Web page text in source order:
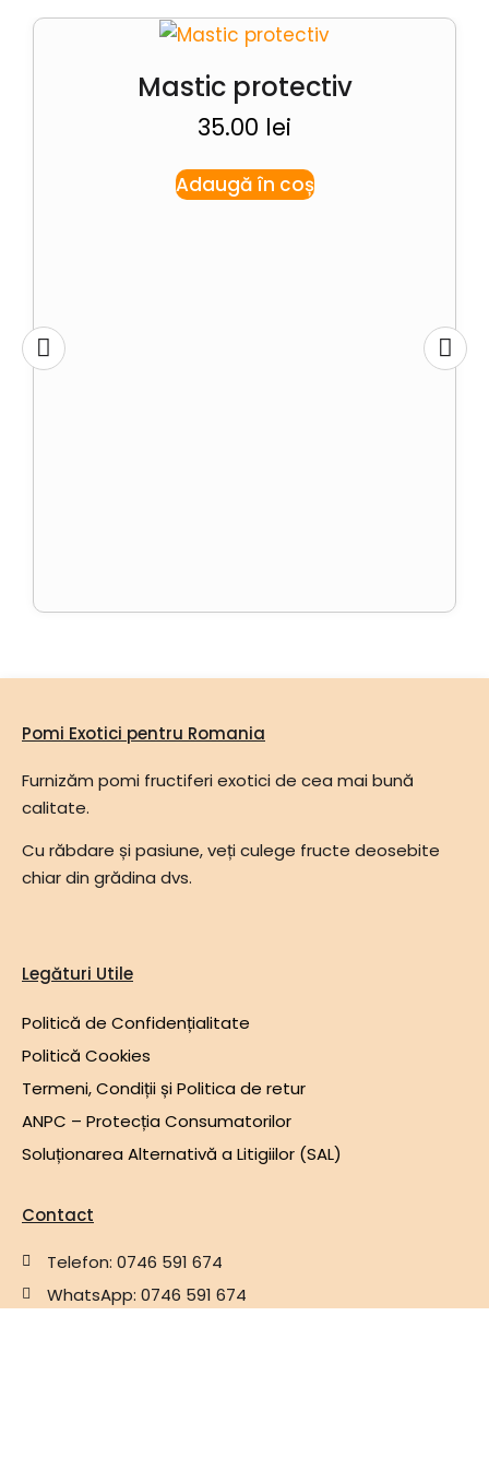
Mastic protectiv
35.00 lei
Adaugă în coș
Pomi Exotici pentru Romania
Furnizăm pomi fructiferi exotici de cea mai bună
calitate.
Cu răbdare și pasiune, veți culege fructe deosebite
chiar din grădina dvs.
Legături Utile
Politică de Confidențialitate
Politică Cookies
Termeni, Condiții și Politica de retur
ANPC – Protecția Consumatorilor
Soluționarea Alternativă a Litigiilor (SAL)
Contact
Telefon: 0746 591 674
WhatsApp: 0746 591 674